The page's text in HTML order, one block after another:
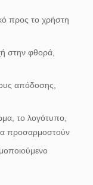
προς το χρήστη
στην φθορά,
απόδοσης,
το λογότυπο,
προσαρμοστούν